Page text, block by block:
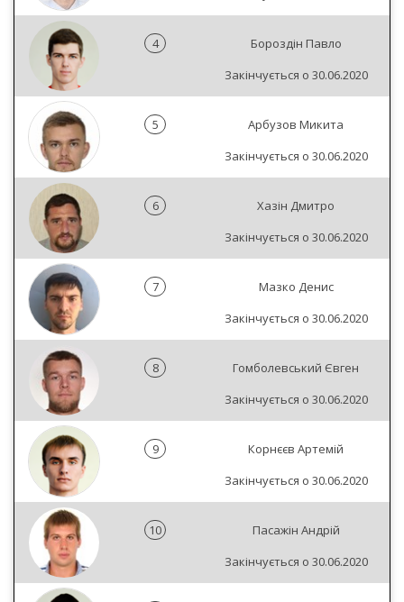
4
Бороздін Павло
Закінчується о 30.06.2020
5
Арбузов Микита
Закінчується о 30.06.2020
6
Хазін Дмитро
Закінчується о 30.06.2020
7
Мазко Денис
Закінчується о 30.06.2020
8
Гомболевський Євген
Закінчується о 30.06.2020
9
Корнєєв Артемій
Закінчується о 30.06.2020
10
Пасажін Андрій
Закінчується о 30.06.2020